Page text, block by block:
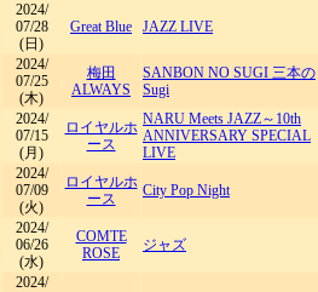
2024/
07/28
(日)
Great Blue JAZZ LIVE
2024/
07/25
(木)
梅田
ALWAYS
SANBON NO SUGI 三本の
Sugi
2024/
07/15
(月)
ロイヤルホ
ース
NARU Meets JAZZ～10th
ANNIVERSARY SPECIAL
LIVE
2024/
07/09
(火)
ロイヤルホ
ース
City Pop Night
2024/
06/26
(水)
COMTE
ROSE
ジャズ
2024/